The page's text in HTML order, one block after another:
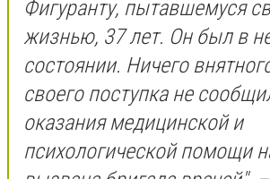
Фигуранту, пытавшемуся
жизнью, 37 лет. Он был в
состоянии. Ничего
своего поступка не
оказания медицинской и
психологической помощи